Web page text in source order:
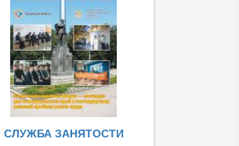
СЛУЖБА ЗАНЯТОСТИ